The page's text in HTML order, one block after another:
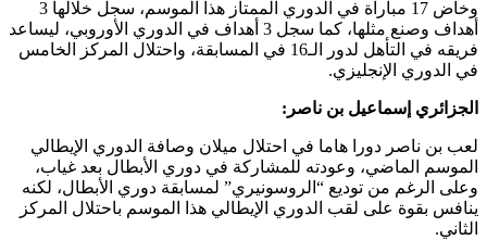
وخاض 17 مباراة في الدوري الممتاز هذا الموسم، سجل خلالها 3
أهداف وصنع مثلها، كما سجل 3 أهداف في الدوري الأوروبي، ليساعد
فريقه في التأهل لدور الـ16 في المسابقة، واحتلال المركز الخامس
في الدوري الإنجليزي.
الجزائري إسماعيل بن ناصر:
لعب بن ناصر دورا هاما في احتلال ميلان وصافة الدوري الإيطالي
الموسم الماضي، وعودته للمشاركة في دوري الأبطال بعد غياب،
وعلى الرغم من توديع “الروسونيري” لمسابقة دوري الأبطال، لكنه
ينافس بقوة على لقب الدوري الإيطالي هذا الموسم باحتلال المركز
الثاني.